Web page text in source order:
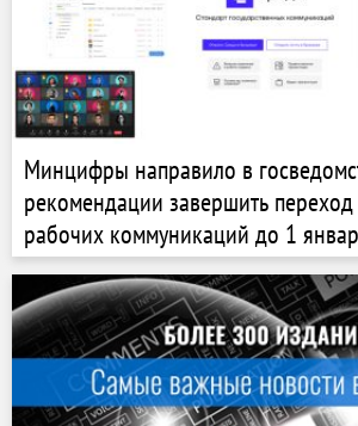
Минцифры направило в
рекомендации завершить
рабочих коммуникаций до 1